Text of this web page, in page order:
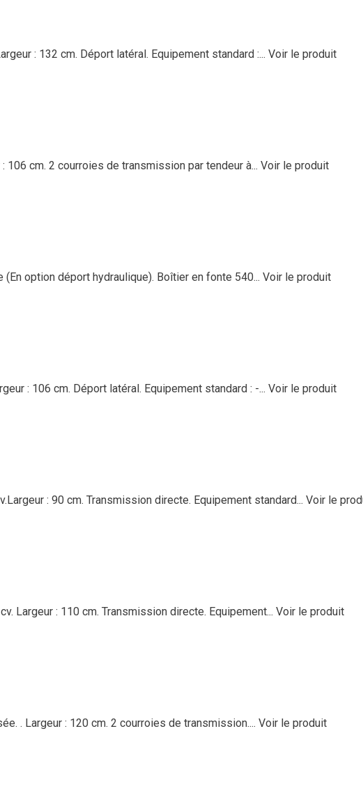
: 132 cm. Déport latéral. Equipement standard :... Voir le produit
106 cm. 2 courroies de transmission par tendeur à... Voir le produit
option déport hydraulique). Boîtier en fonte 540... Voir le produit
: 106 cm. Déport latéral. Equipement standard : -... Voir le produit
: 90 cm. Transmission directe. Equipement standard... Voir le
Largeur : 110 cm. Transmission directe. Equipement... Voir le produit
. Largeur : 120 cm. 2 courroies de transmission.... Voir le produit